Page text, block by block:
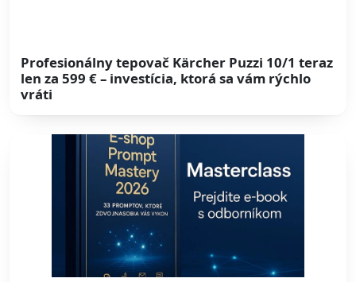
Profesionálny tepovač Kärcher Puzzi 10/1 teraz
len za 599 € – investícia, ktorá sa vám rýchlo
vráti